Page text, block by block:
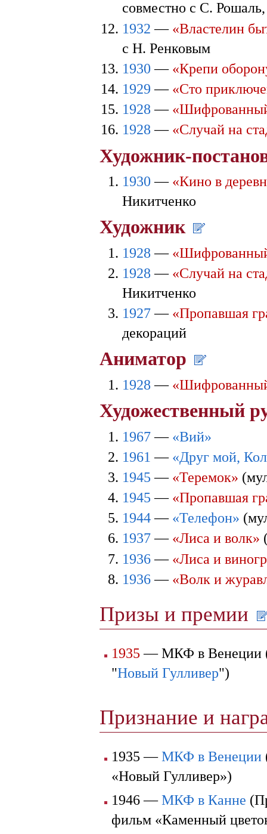
совместно с С.
1932 — «Властелин
с Н. Ренковым
1930 — «Крепи
1929 — «Сто
1928 —
1928 — «Случай на
Художник-
1930 — «Кино в
Никитченко
Художник
1928 —
1928 — «Случай на
Никитченко
1927— «Пропавшая
декораций
Аниматор
1928 —
Художественный
1967— «Вий»
1961 — «Друг мой,
1945 — «Теремок»
1945 — «Пропавшая
1944— «Телефон»
1937— «Лиса и волк»
1936— «Лиса и
1936— «Волк и
Призы и премии
1935 — МКФ в Венеции
"Новый Гулливер")
Признание и
1935 —МКФ в Венеции
«Новый Гулливер»)
1946 —МКФ в Канне
фильм «Каменный